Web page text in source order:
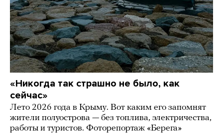
«Никогда так страшно не было, как
сейчас»
Лето 2026 года в Крыму. Вот каким его запомнят
жители полуострова — без топлива, электричества,
работы и туристов. Фоторепортаж «Берега»